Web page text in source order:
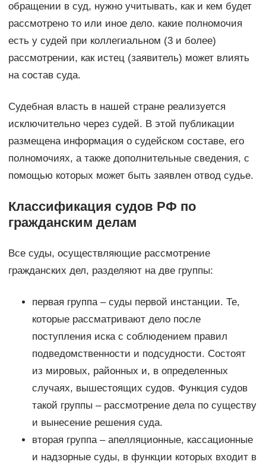
обращении в суд, нужно учитывать, как и кем будет
рассмотрено то или иное дело. какие полномочия
есть у судей при коллегиальном (3 и более)
рассмотрении, как истец (заявитель) может влиять
на состав суда.
Судебная власть в нашей стране реализуется
исключительно через судей. В этой публикации
размещена информация о судейском составе, его
полномочиях, а также дополнительные сведения, с
помощью которых может быть заявлен отвод судье.
Классификация судов РФ по
гражданским делам
Все суды, осуществляющие рассмотрение
гражданских дел, разделяют на две группы:
первая группа – суды первой инстанции. Те,
которые рассматривают дело после
поступления иска с соблюдением правил
подведомственности и подсудности. Состоят
из мировых, районных и, в определенных
случаях, вышестоящих судов. Функция судов
такой группы – рассмотрение дела по существу
и вынесение решения суда.
вторая группа – апелляционные, кассационные
и надзорные суды, в функции которых входит в